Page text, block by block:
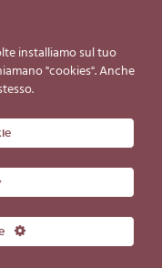
2019
installiamo sul tuo
"cookies". Anche